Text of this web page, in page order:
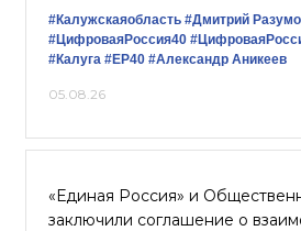
#Калужскаяобласть #Дмитрий
#ЦифроваяРоссия40
#Калуга #ЕР40 #Александр Аникеев
05.08.26
«Единая Россия» и
заключили соглашение о